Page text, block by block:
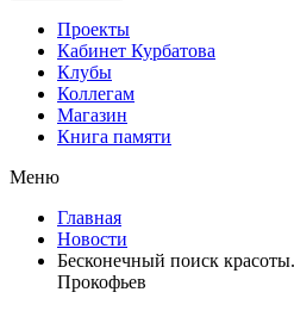
Проекты
Кабинет Курбатова
Клубы
Коллегам
Магазин
Книга памяти
Меню
Главная
Новости
Бесконечный поиск
Прокофьев